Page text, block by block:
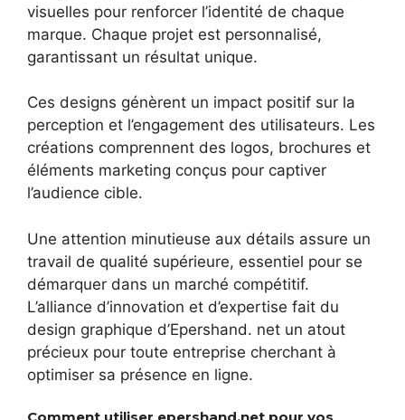
visuelles pour renforcer l’identité de chaque
marque. Chaque projet est personnalisé,
garantissant un résultat unique.
Ces designs génèrent un impact positif sur la
perception et l’engagement des utilisateurs. Les
créations comprennent des logos, brochures et
éléments marketing conçus pour captiver
l’audience cible.
Une attention minutieuse aux détails assure un
travail de qualité supérieure, essentiel pour se
démarquer dans un marché compétitif.
L’alliance d’innovation et d’expertise fait du
design graphique d’Epershand. net un atout
précieux pour toute entreprise cherchant à
optimiser sa présence en ligne.